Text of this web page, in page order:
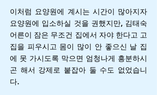
이처럼 요양원에 계시는 시간이 많아지자
요양원에 입소하실 것을 권했지만, 김태숙
어른이 잠은 무조건 집에서 자야 한다고 고
집을 피우시고 몸이 많이 안 좋으신 날 집
에 못 가시도록 막으면 엄청나게 흥분하시
곤 해서 강제로 붙잡아 둘 수도 없었습니
다.